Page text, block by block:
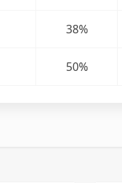
38%
50%